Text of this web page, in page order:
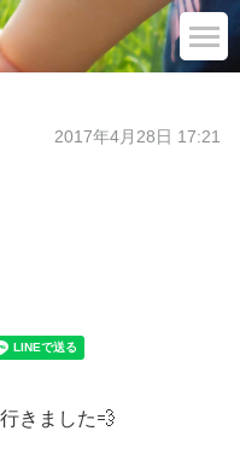
2017年4月28日 17:21
きました💨